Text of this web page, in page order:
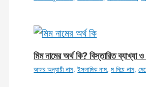
মিম নামের অর্থ কি? বিস্তারিত ব্যাখ্যা
অক্ষর অনুযায়ী নাম,ইসলামিক নাম,ম দিয়ে নাম,